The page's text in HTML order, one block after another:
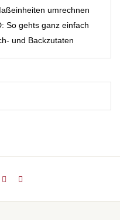
umrechnen
So gehts ganz einfach
und Backzutaten